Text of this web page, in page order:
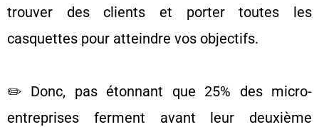
trouver des clients et porter toutes les
casquettes pour atteindre vos objectifs.
✏️ Donc, pas étonnant que 25% des micro-
entreprises ferment avant leur deuxième